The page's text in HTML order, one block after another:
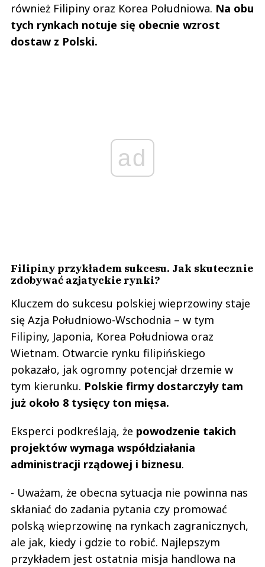
również Filipiny oraz Korea Południowa. Na obu
tych rynkach notuje się obecnie wzrost
dostaw z Polski.
ad
Filipiny przykładem sukcesu. Jak skutecznie
zdobywać azjatyckie rynki?
Kluczem do sukcesu polskiej wieprzowiny staje
się Azja Południowo-Wschodnia – w tym
Filipiny, Japonia, Korea Południowa oraz
Wietnam. Otwarcie rynku filipińskiego
pokazało, jak ogromny potencjał drzemie w
tym kierunku. Polskie firmy dostarczyły tam
już około 8 tysięcy ton mięsa.
Eksperci podkreślają, że powodzenie takich
projektów wymaga współdziałania
administracji rządowej i biznesu.
- Uważam, że obecna sytuacja nie powinna nas
skłaniać do zadania pytania czy promować
polską wieprzowinę na rynkach zagranicznych,
ale jak, kiedy i gdzie to robić. Najlepszym
przykładem jest ostatnia misja handlowa na